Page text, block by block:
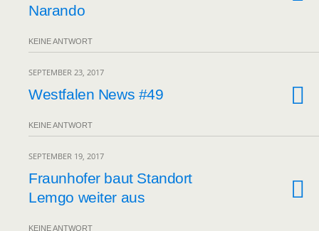
Narando
KEINE ANTWORT
SEPTEMBER 23, 2017
Westfalen News #49
KEINE ANTWORT
SEPTEMBER 19, 2017
Fraunhofer baut Standort
Lemgo weiter aus
KEINE ANTWORT